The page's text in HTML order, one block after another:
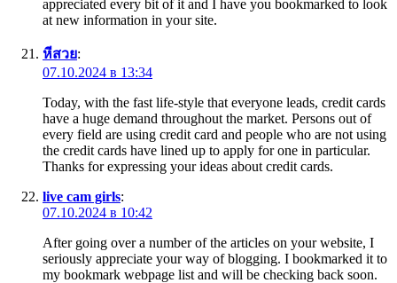
appreciated every bit of it and I have you bookmarked to look
at new information in your site.
หีสวย:
07.10.2024 в 13:34
Today, with the fast life-style that everyone leads, credit cards
have a huge demand throughout the market. Persons out of
every field are using credit card and people who are not using
the credit cards have lined up to apply for one in particular.
Thanks for expressing your ideas about credit cards.
live cam girls:
07.10.2024 в 10:42
After going over a number of the articles on your website, I
seriously appreciate your way of blogging. I bookmarked it to
my bookmark webpage list and will be checking back soon.